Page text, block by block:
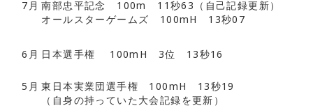
7月 南部忠平記念 100m 11秒63（自己記録更新）
オールスターゲームズ 100mH 13秒07
6月 日本選手権 100mH 3位 13秒16
5月 東日本実業団選手権 100mH 13秒19
（自身の持っていた大会記録を更新）